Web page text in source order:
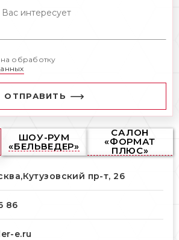
обработку
ОТПРАВИТЬ
ШОУ-РУМ
«БЕЛЬВЕДЕР»
САЛОН
«ФОРМАТ
ПЛЮС»
Кутузовский пр-т, 26
86
e.ru